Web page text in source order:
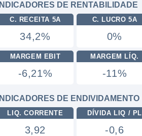
INDICADORES DE RENTABILIDADE
C. RECEITA 5A
34,2%
C. LUCRO 5A
0%
MARGEM EBIT
-6,21%
MARGEM LÍQ.
-11%
INDICADORES DE ENDIVIDAMENTO
LIQ. CORRENTE
3,92
DÍVIDA LIQ / PL
-0,6